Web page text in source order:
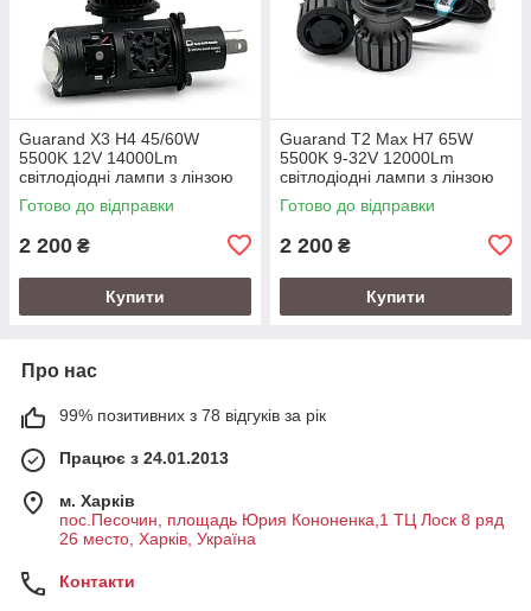
Guarand X3 H4 45/60W
5500K 12V 14000Lm
світлодіодні лампи з лінзою
Готово до відправки
2 200 ₴
Купити
Guarand T2 Max H7 65W
5500K 9-32V 12000Lm
світлодіодні лампи з лінзою
Готово до відправки
2 200 ₴
Купити
Про нас
99% позитивних з 78 відгуків за рік
Працює з 24.01.2013
м. Харків
пос.Песочин, площадь Юрия Кононенка,1 ТЦ Лоск 8 ряд
26 место, Харків, Україна
Контакти